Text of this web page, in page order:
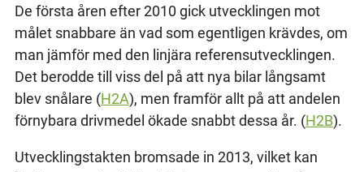
De första åren efter 2010 gick utvecklingen mot
målet snabbare än vad som egentligen krävdes, om
man jämför med den linjära referensutvecklingen.
Det berodde till viss del på att nya bilar långsamt
blev snålare (H2A), men framför allt på att andelen
förnybara drivmedel ökade snabbt dessa år. (H2B).
Utvecklingstakten bromsade in 2013, vilket kan